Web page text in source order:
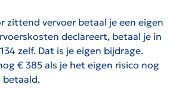
zittend vervoer betaal je een eigen
declareert, betaal je in
zelf. Dat is je eigen bijdrage.
€ 385 als je het eigen risico nog